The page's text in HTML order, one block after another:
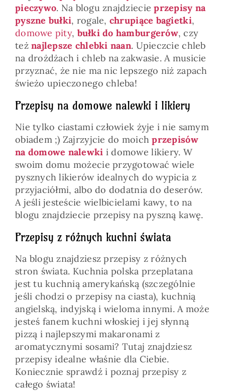
pieczywo. Na blogu znajdziecieprzepisy na
pyszne bułki, rogale, chrupiące bagietki,
domowe pity, bułki do hamburgerów, czy
teżnajlepsze chlebki naan. Upieczcie chleb
na drożdżach i chleb na zakwasie. A musicie
przyznać, że nie ma nic lepszego niż zapach
świeżo upieczonego chleba!
Przepisy na domowe nalewki i likiery
Nie tylko ciastami człowiek żyje i nie samym
obiadem ;) Zajrzyjcie do moichprzepisów
na domowe nalewki i domowe likiery. W
swoim domu możecie przygotować wiele
pysznych likierów idealnych do wypicia z
przyjaciółmi, albo do dodatnia do deserów.
A jeśli jesteście wielbicielami kawy, to na
blogu znajdziecie przepisy na pyszną kawę.
Przepisy z różnych kuchni świata
Na blogu znajdziesz przepisy z różnych
stron świata. Kuchnia polska przeplatana
jest tu kuchnią amerykańską (szczególnie
jeśli chodzi o przepisy na ciasta), kuchnią
angielską, indyjską i wieloma innymi. A może
jesteś fanem kuchni włoskiej i jej słynną
pizzą i najlepszymi makaronami z
aromatycznymi sosami? Tutaj znajdziesz
przepisy idealne właśnie dla Ciebie.
Koniecznie sprawdź i poznaj przepisy z
całego świata!